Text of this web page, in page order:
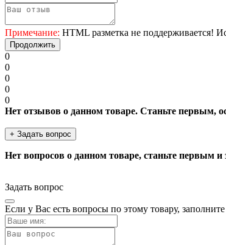
Примечание: HTML разметка не поддерживается!
Продолжить
0
0
0
0
0
Нет отзывов о данном товаре. Станьте первым,
+ Задать вопрос
Нет вопросов о данном товаре, станьте первым и
Задать вопрос
Если у Вас есть вопросы по этому товару,